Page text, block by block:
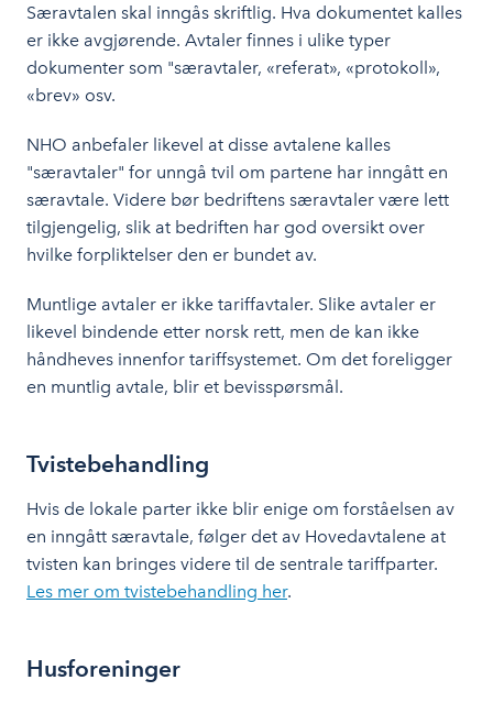
Særavtalen skal inngås skriftlig. Hva dokumentet kalles
er ikke avgjørende. Avtaler finnes i ulike typer
dokumenter som "særavtaler, «referat», «protokoll»,
«brev» osv.
NHO anbefaler likevel at disse avtalene kalles
"særavtaler" for unngå tvil om partene har inngått en
særavtale. Videre bør bedriftens særavtaler være lett
tilgjengelig, slik at bedriften har god oversikt over
hvilke forpliktelser den er bundet av.
Muntlige avtaler er ikke tariffavtaler. Slike avtaler er
likevel bindende etter norsk rett, men de kan ikke
håndheves innenfor tariffsystemet. Om det foreligger
en muntlig avtale, blir et bevisspørsmål.
Tvistebehandling
Hvis de lokale parter ikke blir enige om forståelsen av
en inngått særavtale, følger det av Hovedavtalene at
tvisten kan bringes videre til de sentrale tariffparter.
Les mer om tvistebehandling her.
Husforeninger